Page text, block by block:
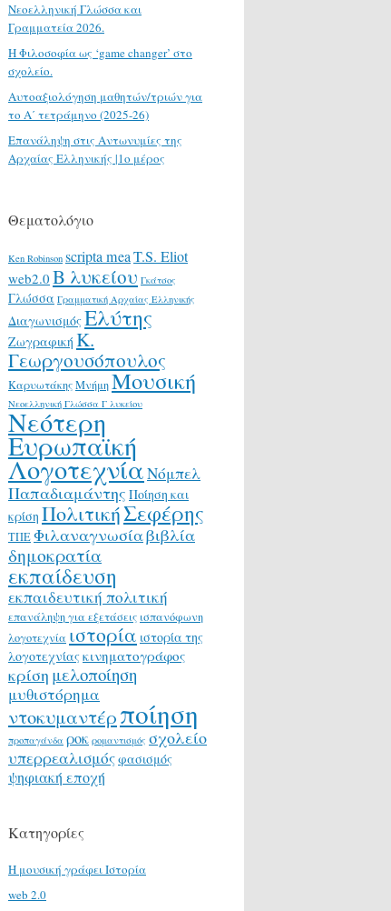
Νεοελληνική Γλώσσα και
Γραμματεία 2026.
H Φιλοσοφία ως ‘game changer’ στο
σχολείο.
Αυτοαξιολόγηση μαθητών/τριών για
το Α΄ τετράμηνο (2025-26)
Επανάληψη στις Αντωνυμίες της
Αρχαίας Ελληνικής |1ο μέρος
Θεματολόγιο
Ken Robinson scripta meaT.S. Eliot
web2.0 Β λυκείου Γκάτσος
Γλώσσα Γραμματική Αρχαίας Ελληνικής
ΔιαγωνισμόςΕλύτης
Ζωγραφική Κ.
Γεωργουσόπουλος
ΚαρυωτάκηςΜνήμηΜουσική
Νεοελληνική Γλώσσα Γ λυκείου
Νεότερη
Ευρωπαϊκή
ΛογοτεχνίαΝόμπελ
Παπαδιαμάντης Ποίηση και
κρίση ΠολιτικήΣεφέρης
ΤΠΕΦιλαναγνωσίαβιβλία
δημοκρατία
εκπαίδευση
εκπαιδευτική πολιτική
επανάληψη για εξετάσεις ισπανόφωνη
λογοτεχνία ιστορία ιστορία της
λογοτεχνίαςκινηματογράφος
κρίση μελοποίηση
μυθιστόρημα
ντοκυμαντέρποίηση
προπαγάνδα ροκ ρομαντισμός σχολείο
υπερρεαλισμόςφασισμός
ψηφιακή εποχή
Κατηγορίες
H μουσική γράφει Ιστορία
web 2.0